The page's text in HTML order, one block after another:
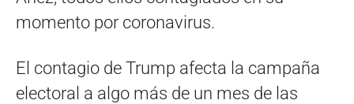
momento por coronavirus.
El contagio de Trump afecta la campaña
electoral a algo más de un mes de las